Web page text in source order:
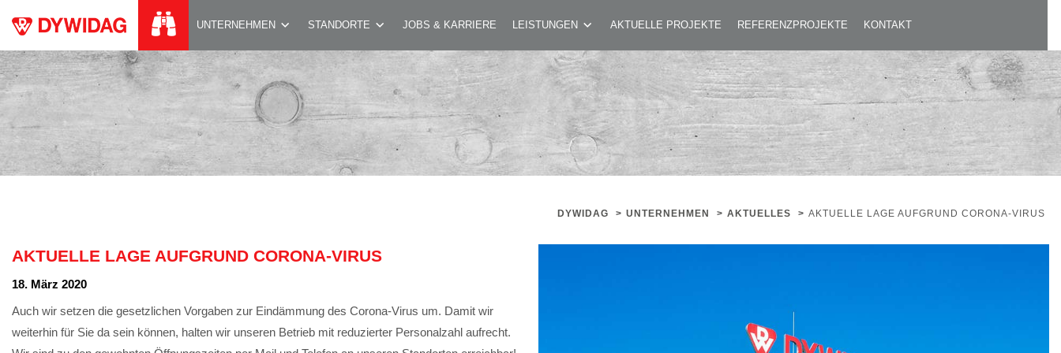
UNTERNEHMEN STANDORTE JOBS & KARRIERE LEISTUNGEN AKTUELLE PROJEKTE REFERENZPROJEKTE KONTAKT
AKTUELLE LAGE AUFGRUND CORONA-VIRUS
DYWIDAG > UNTERNEHMEN > AKTUELLES > AKTUELLE LAGE AUFGRUND CORONA-VIRUS
AKTUELLE LAGE AUFGRUND CORONA-VIRUS
18. März 2020
Auch wir setzen die gesetzlichen Vorgaben zur Eindämmung des Corona-Virus um. Damit wir
weiterhin für Sie da sein können, halten wir unseren Betrieb mit reduzierter Personalzahl aufrecht.